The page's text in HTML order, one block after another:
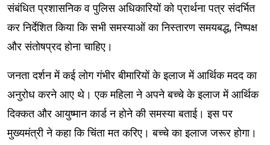
संबंधित प्रशासनिक व पुलिस अधिकारियों को प्रार्थना पत्र संदर्भित
कर निर्देशित किया कि सभी समस्याओं का निस्तारण समयबद्ध, निष्पक्ष
और संतोषप्रद होना चाहिए।
जनता दर्शन में कई लोग गंभीर बीमारियों के इलाज में आर्थिक मदद का
अनुरोध करने आए थे। एक महिला ने अपने बच्चे के इलाज में आर्थिक
दिक्कत और आयुष्मान कार्ड न होने की समस्या बताई। इस पर
मुख्यमंत्री ने कहा कि चिंता मत करिए। बच्चे का इलाज जरूर होगा।